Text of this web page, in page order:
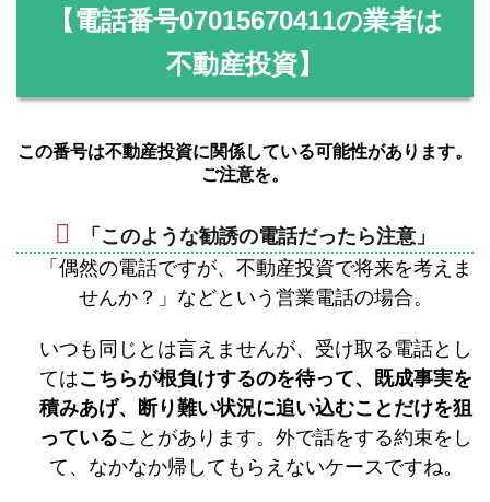
【電話番号07015670411の業者は
不動産投資】
この番号は不動産投資に関係している可能性があります。
ご注意を。
「このような勧誘の電話だったら注意」
「偶然の電話ですが、不動産投資で将来を考えま
せんか？」などという営業電話の場合。
いつも同じとは言えませんが、受け取る電話とし
てはこちらが根負けするのを待って、既成事実を
積みあげ、断り難い状況に追い込むことだけを狙
っていることがあります。外で話をする約束をし
て、なかなか帰してもらえないケースですね。